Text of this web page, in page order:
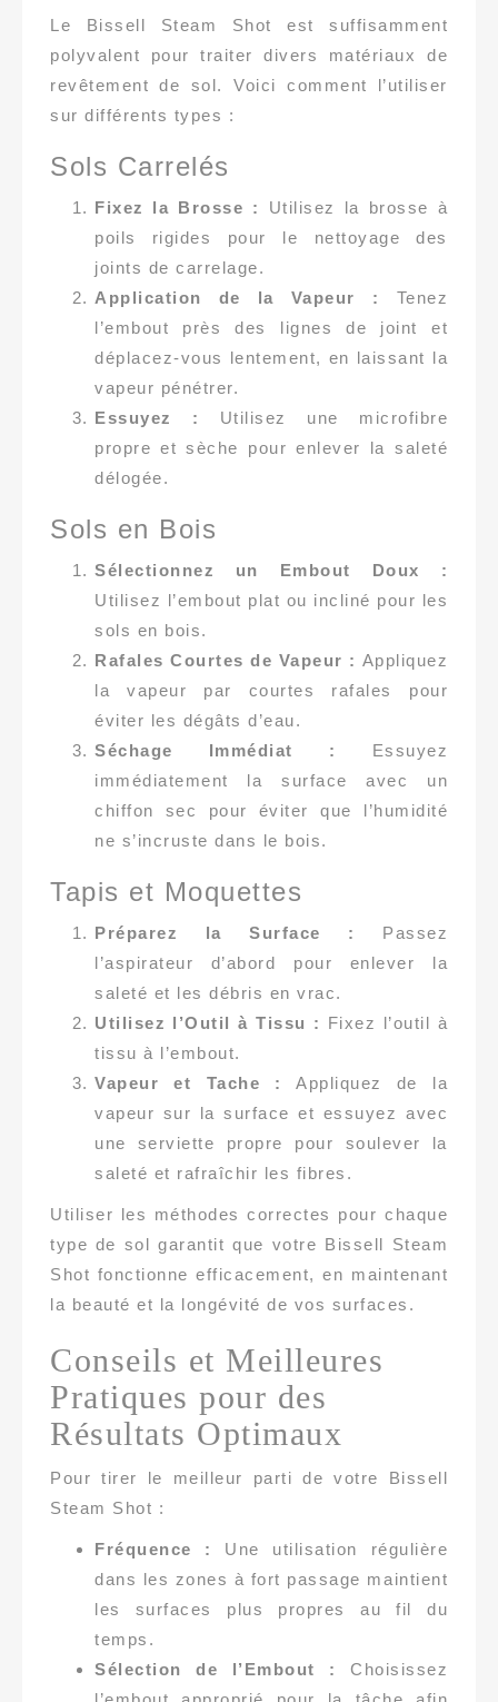
Le Bissell Steam Shot est suffisamment
polyvalent pour traiter divers matériaux de
revêtement de sol. Voici comment l’utiliser
sur différents types :
Sols Carrelés
Fixez la Brosse :
Utilisez la brosse à
poils rigides pour le nettoyage des
joints de carrelage.
Application de la Vapeur :
Tenez
l’embout près des lignes de joint et
déplacez-vous lentement, en laissant la
vapeur pénétrer.
Essuyez :
Utilisez une microfibre
propre et sèche pour enlever la saleté
délogée.
Sols en Bois
Sélectionnez un Embout Doux :
Utilisez l’embout plat ou incliné pour les
sols en bois.
Rafales Courtes de Vapeur : Appliquez
la vapeur par courtes rafales pour
éviter les dégâts d’eau.
Séchage Immédiat :
Essuyez
immédiatement la surface avec un
chiffon sec pour éviter que l’humidité
ne s’incruste dans le bois.
Tapis et Moquettes
Préparez la Surface :
Passez
l’aspirateur d’abord pour enlever la
saleté et les débris en vrac.
Utilisez l’Outil à Tissu : Fixez l’outil à
tissu à l’embout.
Vapeur et Tache :
Appliquez de la
vapeur sur la surface et essuyez avec
une serviette propre pour soulever la
saleté et rafraîchir les fibres.
Utiliser les méthodes correctes pour chaque
type de sol garantit que votre Bissell Steam
Shot fonctionne efficacement, en maintenant
la beauté et la longévité de vos surfaces.
Conseils et Meilleures
Pratiques pour des
Résultats Optimaux
Pour tirer le meilleur parti de votre Bissell
Steam Shot :
Fréquence :
Une utilisation régulière
dans les zones à fort passage maintient
les surfaces plus propres au fil du
temps.
Sélection de l’Embout :
Choisissez